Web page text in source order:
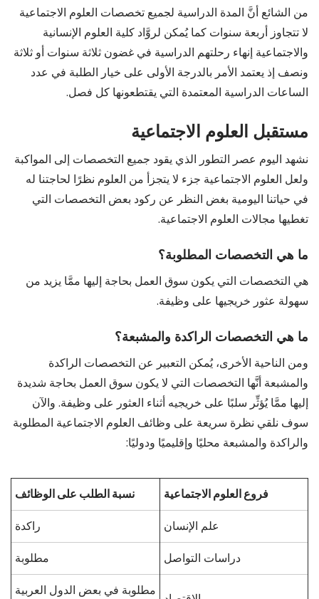
من الشائع أنَّ المدة الدراسية لجميع تخصصات العلوم الاجتماعية
لا تتجاوز أربعة سنوات كما يُمكن لروَّاد كلية العلوم الإنسانية
والاجتماعية إنهاء رحلتهم الدراسية في غضون ثلاثة سنوات أو ثلاثة
ونصف إذ يعتمد الأمر بالدرجة الأولى على خيار الطلبة في عدد
الساعات الدراسية المعتمدة التي يقتطعونها كل فصل.
مستقبل العلوم الاجتماعية
نشهد اليوم عصر التطور الذي يقود جميع التخصصات إلى المواكبة
ولعل العلوم الاجتماعية جزء لا يتجزأ من العلوم نظرًا لحاجتنا له
في حياتنا اليومية بغض النظر عن ركود بعض التخصصات التي
تغطيها مجالات العلوم الاجتماعية.
ما هي التخصصات المطلوبة؟
هي التخصصات التي يكون سوق العمل بحاجة إليها ممَّا يزيد من
سهولة عثور خريجيها على وظيفة.
ما هي التخصصات الراكدة والمشبعة؟
ومن الناحية الأخرى، يُمكن التعبير عن التخصصات الراكدة
والمشبعة أنَّها التخصصات التي لا يكون سوق العمل بحاجة شديدة
إليها ممَّا يُؤثِّر سلبًا على خريجيه أثناء العثور على وظيفة. والآن
سوف نلقي نظرة سريعة على وظائف العلوم الاجتماعية المطلوبة
والراكدة والمشبعة محليًا وإقليميًا ودوليًا:
فروع العلوم الاجتماعية
نسبة الطلب على الوظائف
علم الإنسان
راكدة
دراسات التواصل
مطلوبة
مطلوبة في بعض الدول العربية